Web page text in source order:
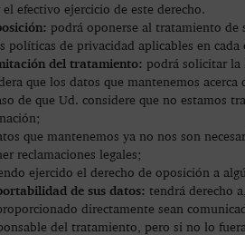
efectivo ejercicio de este derecho.
podrá oponerse al tratamiento de
políticas de privacidad aplicables en cada
del tratamiento: podrá solicitar la
que los datos que mantenemos
de que Ud. considere que no estamos
que mantenemos ya no nos son
reclamaciones legales;
ejercido el derecho de oposición a
de sus datos: tendrá derecho
directamente sean
del tratamiento, pero si no lo